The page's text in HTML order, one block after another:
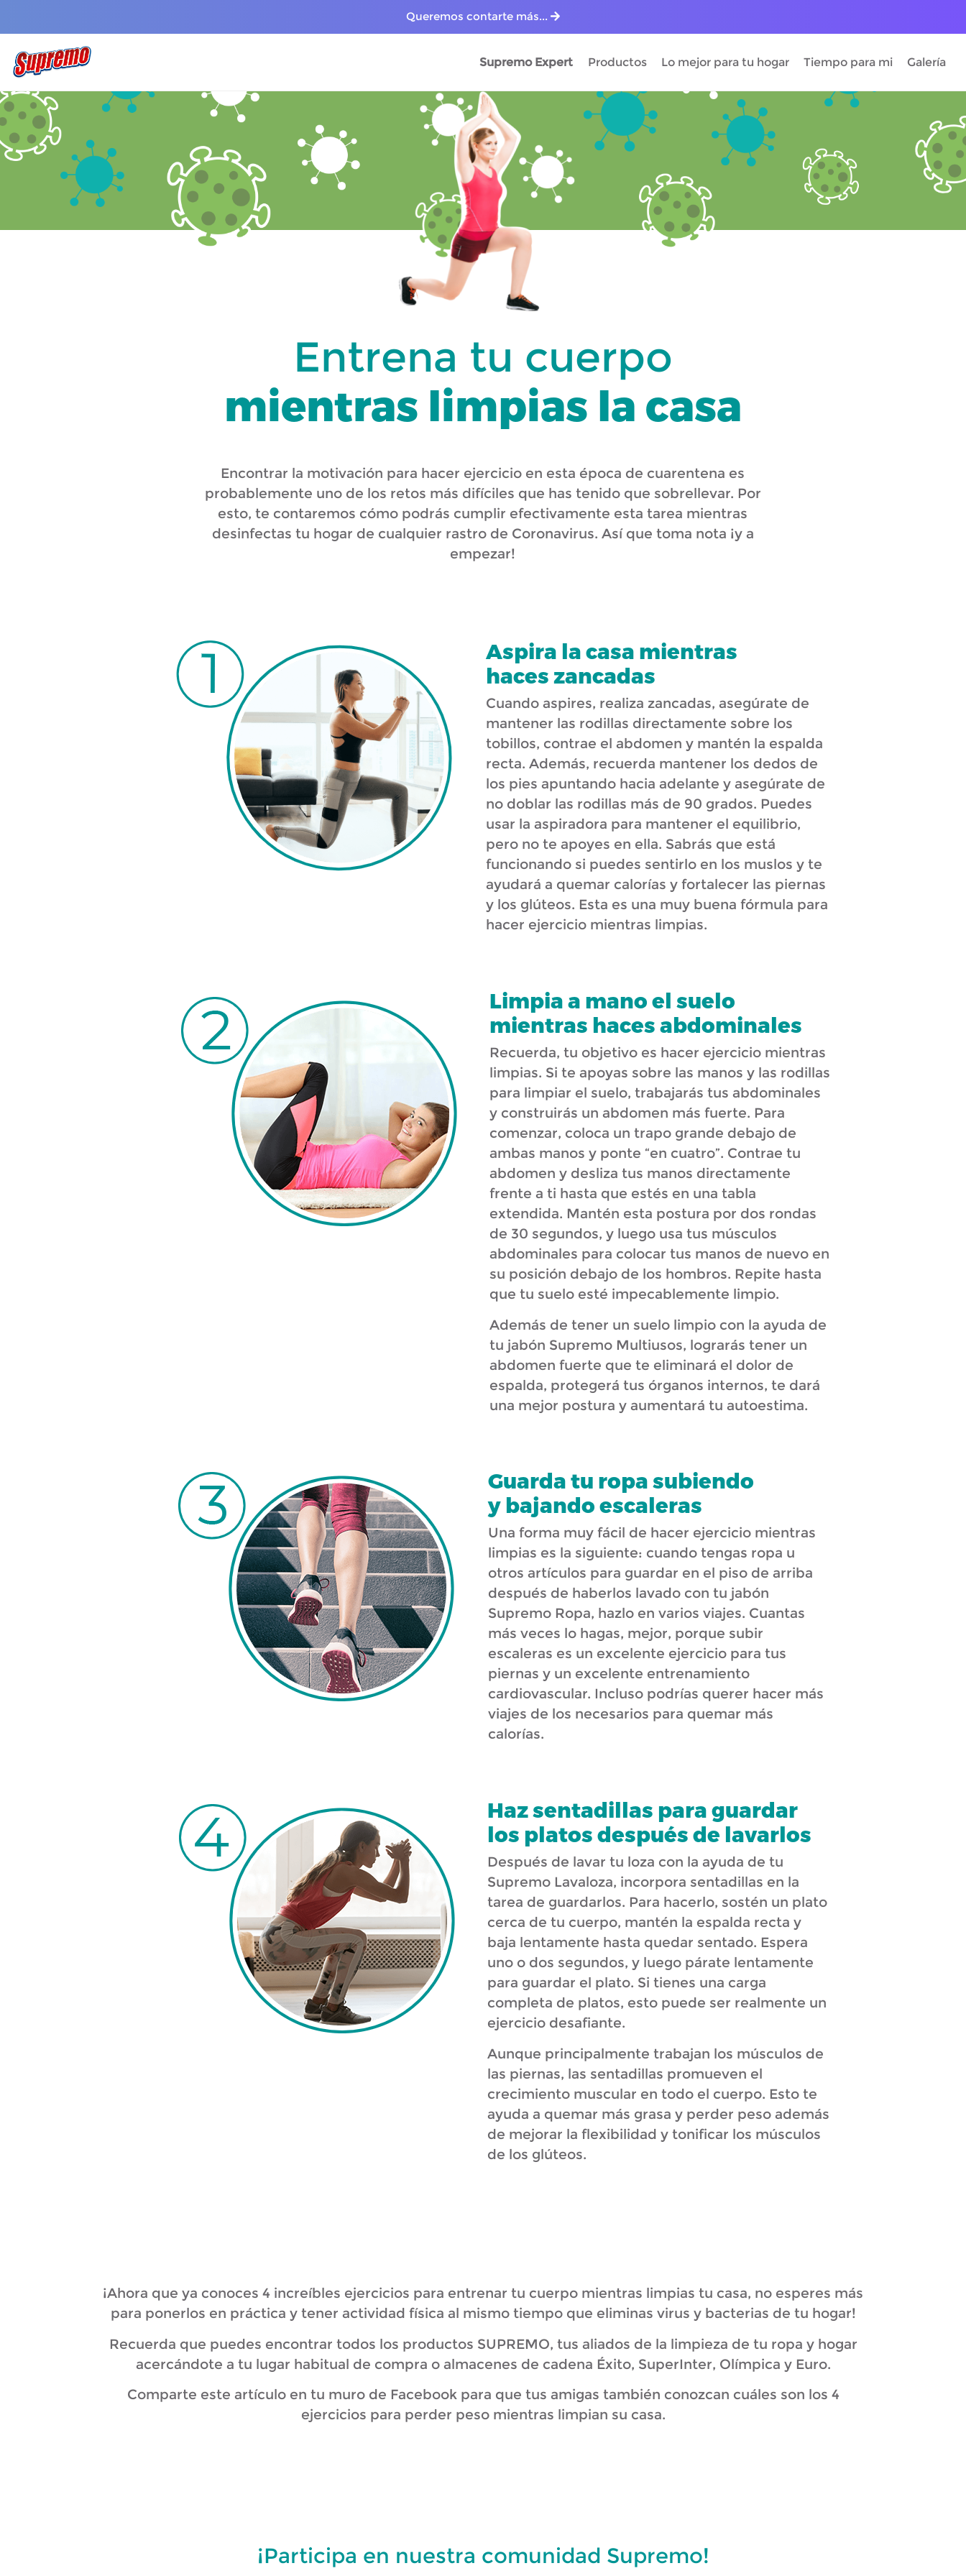
Queremos contarte más...
Supremo Expert Productos Lo mejor para tu hogar Tiempo para mi Galería
Entrena tu cuerpo
mientras limpias la casa
Encontrar la motivación para hacer ejercicio en esta época de cuarentena es
probablemente uno de los retos más difíciles que has tenido que sobrellevar. Por
esto, te contaremos cómo podrás cumplir efectivamente esta tarea mientras
desinfectas tu hogar de cualquier rastro de Coronavirus. Así que toma nota ¡y a
empezar!
Aspira la casa mientras
haces zancadas
Cuando aspires, realiza zancadas, asegúrate de
mantener las rodillas directamente sobre los
tobillos, contrae el abdomen y mantén la espalda
recta. Además, recuerda mantener los dedos de
los pies apuntando hacia adelante y asegúrate de
no doblar las rodillas más de 90 grados. Puedes
usar la aspiradora para mantener el equilibrio,
pero no te apoyes en ella. Sabrás que está
funcionando si puedes sentirlo en los muslos y te
ayudará a quemar calorías y fortalecer las piernas
y los glúteos. Esta es una muy buena fórmula para
hacer ejercicio mientras limpias.
Limpia a mano el suelo
mientras haces abdominales
Recuerda, tu objetivo es hacer ejercicio mientras
limpias. Si te apoyas sobre las manos y las rodillas
para limpiar el suelo, trabajarás tus abdominales
y construirás un abdomen más fuerte. Para
comenzar, coloca un trapo grande debajo de
ambas manos y ponte “en cuatro”. Contrae tu
abdomen y desliza tus manos directamente
frente a ti hasta que estés en una tabla
extendida. Mantén esta postura por dos rondas
de 30 segundos, y luego usa tus músculos
abdominales para colocar tus manos de nuevo en
su posición debajo de los hombros. Repite hasta
que tu suelo esté impecablemente limpio.
Además de tener un suelo limpio con la ayuda de
tu jabón Supremo Multiusos, lograrás tener un
abdomen fuerte que te eliminará el dolor de
espalda, protegerá tus órganos internos, te dará
una mejor postura y aumentará tu autoestima.
Guarda tu ropa subiendo
y bajando escaleras
Una forma muy fácil de hacer ejercicio mientras
limpias es la siguiente: cuando tengas ropa u
otros artículos para guardar en el piso de arriba
después de haberlos lavado con tu jabón
Supremo Ropa, hazlo en varios viajes. Cuantas
más veces lo hagas, mejor, porque subir
escaleras es un excelente ejercicio para tus
piernas y un excelente entrenamiento
cardiovascular. Incluso podrías querer hacer más
viajes de los necesarios para quemar más
calorías.
Haz sentadillas para guardar
los platos después de lavarlos
Después de lavar tu loza con la ayuda de tu
Supremo Lavaloza, incorpora sentadillas en la
tarea de guardarlos. Para hacerlo, sostén un plato
cerca de tu cuerpo, mantén la espalda recta y
baja lentamente hasta quedar sentado. Espera
uno o dos segundos, y luego párate lentamente
para guardar el plato. Si tienes una carga
completa de platos, esto puede ser realmente un
ejercicio desafiante.
Aunque principalmente trabajan los músculos de
las piernas, las sentadillas promueven el
crecimiento muscular en todo el cuerpo. Esto te
ayuda a quemar más grasa y perder peso además
de mejorar la flexibilidad y tonificar los músculos
de los glúteos.
¡Ahora que ya conoces 4 increíbles ejercicios para entrenar tu cuerpo mientras limpias tu casa, no esperes más
para ponerlos en práctica y tener actividad física al mismo tiempo que eliminas virus y bacterias de tu hogar!
Recuerda que puedes encontrar todos los productos SUPREMO, tus aliados de la limpieza de tu ropa y hogar
acercándote a tu lugar habitual de compra o almacenes de cadena Éxito, SuperInter, Olímpica y Euro.
Comparte este artículo en tu muro de Facebook para que tus amigas también conozcan cuáles son los 4
ejercicios para perder peso mientras limpian su casa.
¡Participa en nuestra comunidad Supremo!